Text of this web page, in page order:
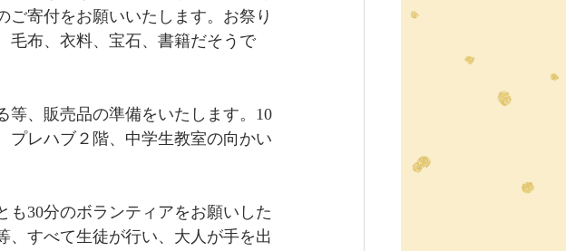
ご寄付をお願いいたします。お祭り
毛布、衣料、宝石、書籍だそうで
等、販売品の準備をいたします。10
プレハブ２階、中学生教室の向かい
も30分のボランティアをお願いした
、すべて生徒が行い、大人が手を出